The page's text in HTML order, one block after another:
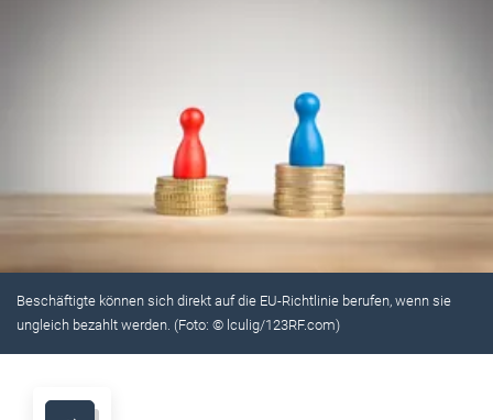
Beschäftigte können sich direkt auf die EU-Richtlinie berufen, wenn sie
ungleich bezahlt werden. (Foto: © lculig/123RF.com)